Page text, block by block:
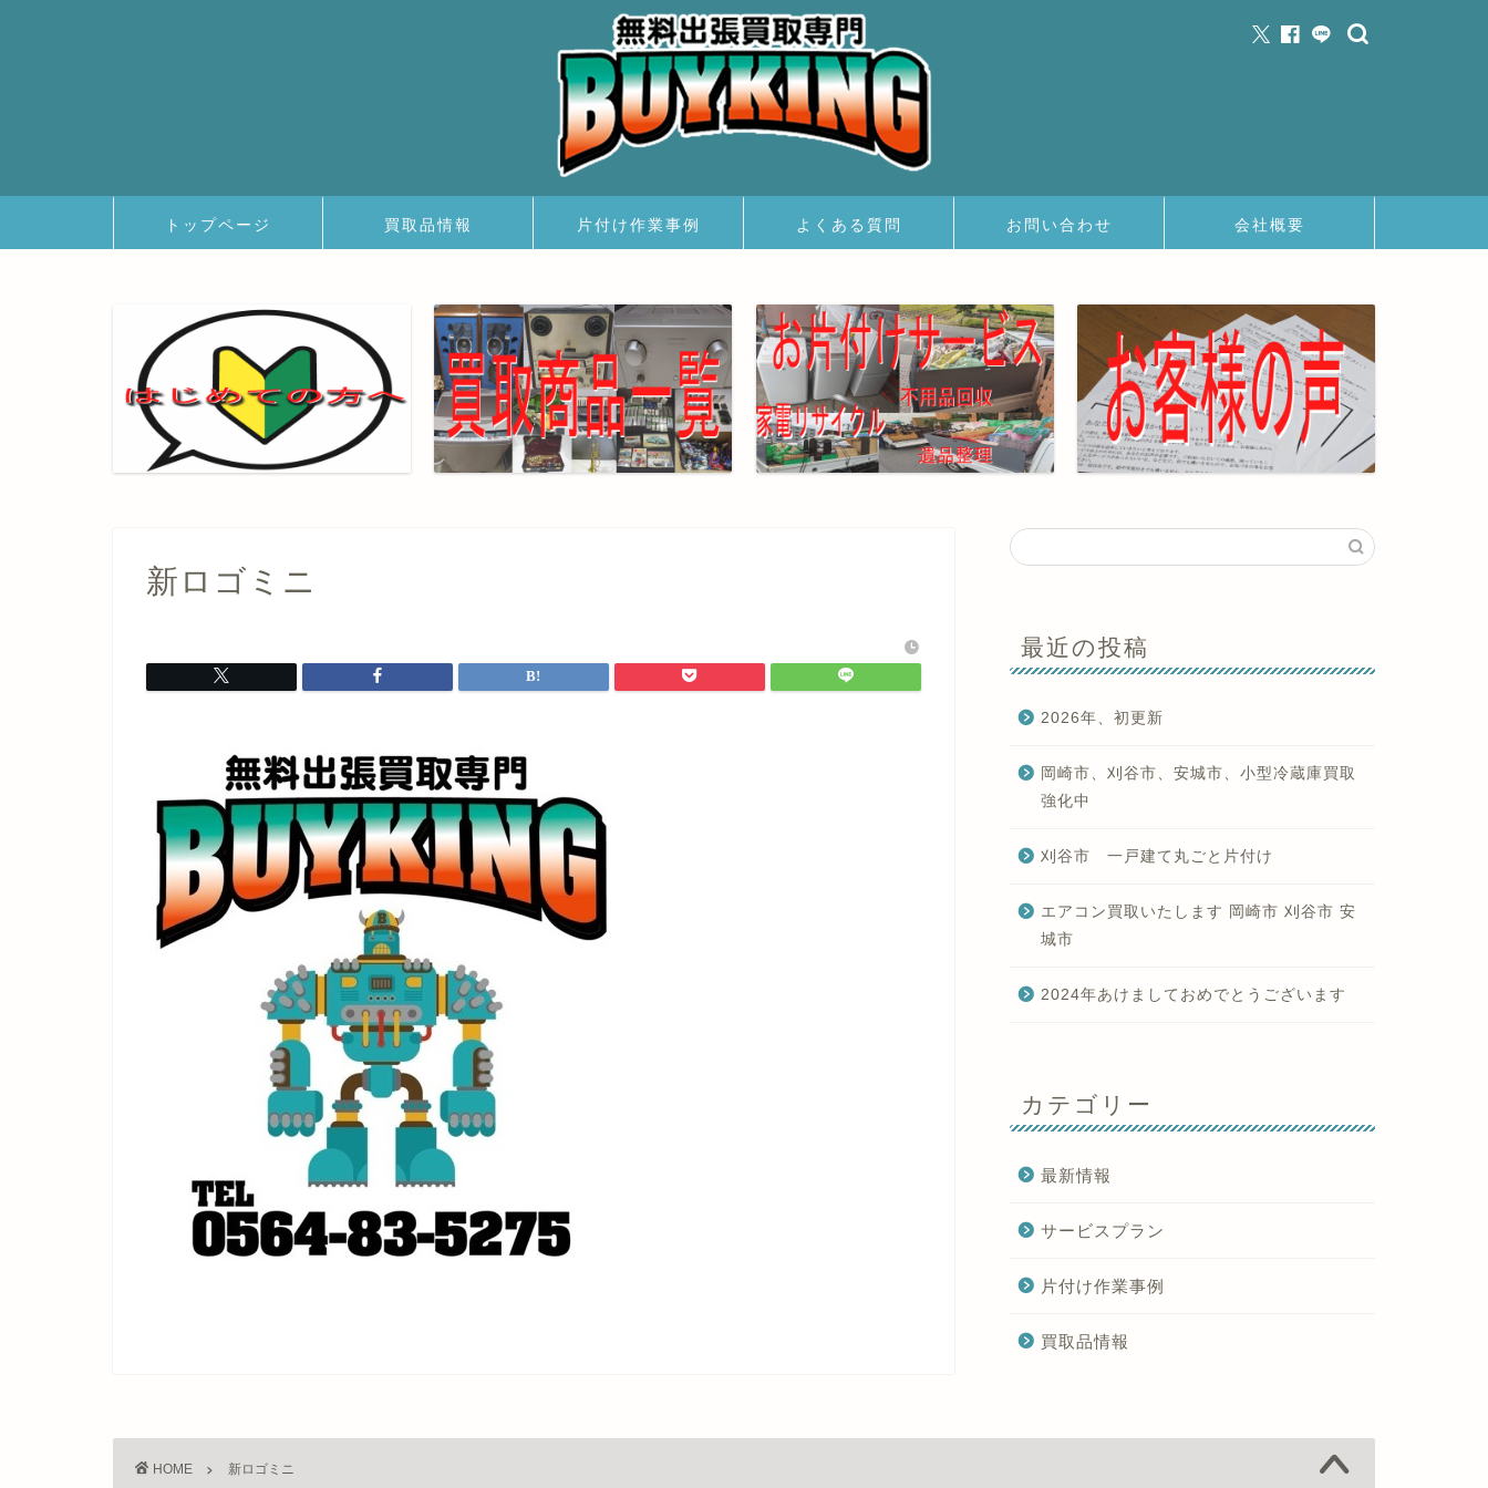
トップページ 買取品情報 片付け作業事例 よくある質問 お問い合わせ 会社概要
新ロゴミニ
最近の投稿
2026年、初更新
岡崎市、刈谷市、安城市、小型冷蔵庫買取
強化中
刈谷市 一戸建て丸ごと片付け
エアコン買取いたします 岡崎市 刈谷市 安
城市
2024年あけましておめでとうございます
カテゴリー
最新情報
サービスプラン
片付け作業事例
買取品情報
HOME 新ロゴミニ